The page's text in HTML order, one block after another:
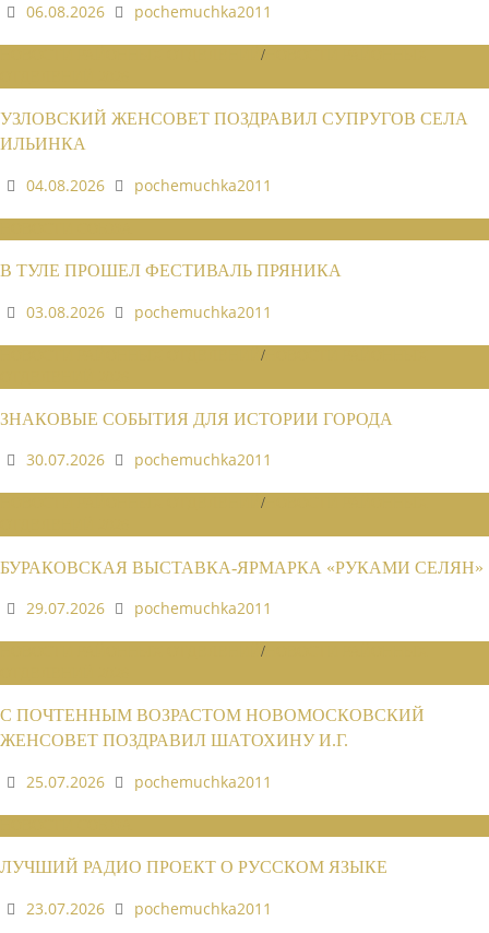
06.08.2026
pochemuchka2011
/
УЗЛОВСКИЙ ЖЕНСОВЕТ ПОЗДРАВИЛ СУПРУГОВ СЕЛА
ИЛЬИНКА
04.08.2026
pochemuchka2011
В ТУЛЕ ПРОШЕЛ ФЕСТИВАЛЬ ПРЯНИКА
03.08.2026
pochemuchka2011
/
ЗНАКОВЫЕ СОБЫТИЯ ДЛЯ ИСТОРИИ ГОРОДА
30.07.2026
pochemuchka2011
/
БУРАКОВСКАЯ ВЫСТАВКА-ЯРМАРКА «РУКАМИ СЕЛЯН»
29.07.2026
pochemuchka2011
/
С ПОЧТЕННЫМ ВОЗРАСТОМ НОВОМОСКОВСКИЙ
ЖЕНСОВЕТ ПОЗДРАВИЛ ШАТОХИНУ И.Г.
25.07.2026
pochemuchka2011
ЛУЧШИЙ РАДИО ПРОЕКТ О РУССКОМ ЯЗЫКЕ
23.07.2026
pochemuchka2011